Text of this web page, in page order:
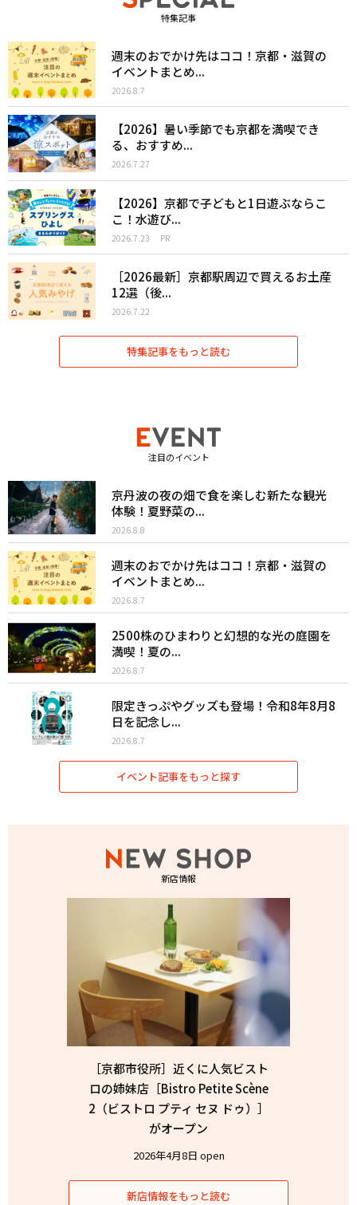
特集記事
週末のおでかけ先はココ！京都・滋賀の
イベントまとめ...
2026.8.7
【2026】暑い季節でも京都を満喫でき
る、おすすめ...
2026.7.27
【2026】京都で子どもと1日遊ぶならこ
こ！水遊び...
2026.7.23 PR
［2026最新］京都駅周辺で買えるお土産
12選（後...
2026.7.22
特集記事をもっと読む
注目のイベント
京丹波の夜の畑で食を楽しむ新たな観光
体験！夏野菜の...
2026.8.8
週末のおでかけ先はココ！京都・滋賀の
イベントまとめ...
2026.8.7
2500株のひまわりと幻想的な光の庭園を
満喫！夏の...
2026.8.7
限定きっぷやグッズも登場！令和8年8月8
日を記念し...
2026.8.7
イベント記事をもっと探す
新店情報
［京都市役所］近くに人気ビスト
ロの姉妹店［Bistro Petite Scène
2（ビストロ プティ セヌ ドゥ）］
がオープン
2026年4月8日 open
新店情報をもっと読む